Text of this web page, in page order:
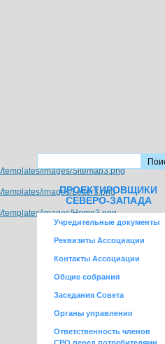
ПРОЕКТИРОВЩИКИ
СЕВЕРО-ЗАПАДА
Учредительные документы
Реквизиты Ассоциации
Контакты Ассоциации
Общие собрания
Заседания Совета
Органы управления
Ответственность членов